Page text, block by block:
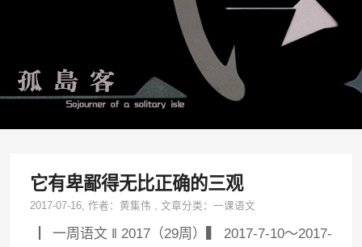
它有卑鄙得无比正确的三观
2017-07-16, 作者：黄集伟 ,文章分类：一课语文
▏一周语文 ‖ 2017（29周）▍ 2017-7-10～2017-